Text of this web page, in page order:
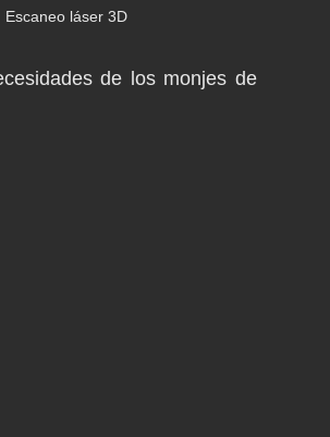
Escaneo láser 3D
de los monjes de